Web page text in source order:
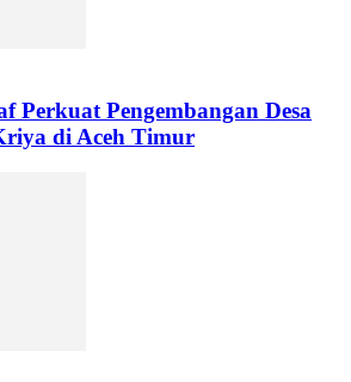
Perkuat Pengembangan Desa
di Aceh Timur